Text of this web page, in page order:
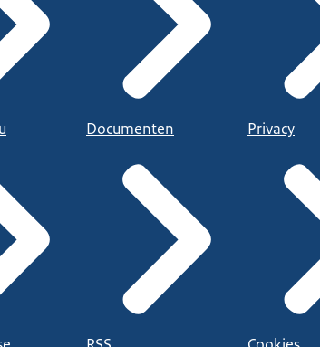
Documenten Privacy